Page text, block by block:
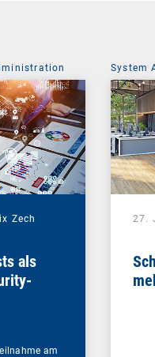
Zech
als
am
System
27.